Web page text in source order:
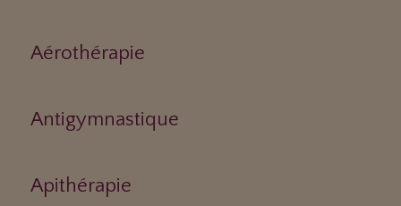
Aérothérapie
Antigymnastique
Apithérapie